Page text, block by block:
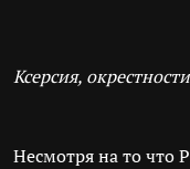
Ксерсия,
Несмотря на то что